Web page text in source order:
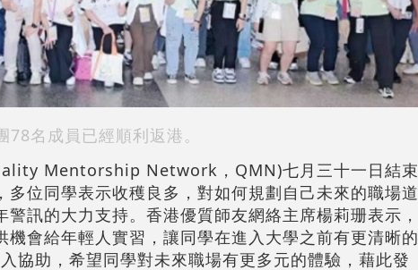
78名成員已經順利返港。
Mentorship Network，QMN)七月三十一日結束
位同學表示收穫良多，對如何規劃自己未來的職場道
訊的大力支持。香港優質師友網絡主席楊莉珊表示，
會給年輕人實習，讓同學在進入大學之前有更清晰的
協助，希望同學對未來職場有更多元的體驗，藉此發